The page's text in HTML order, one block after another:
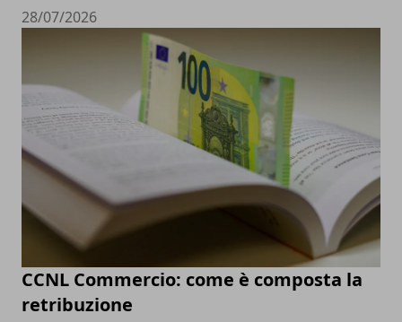
28/07/2026
CCNL Commercio: come è composta la
retribuzione